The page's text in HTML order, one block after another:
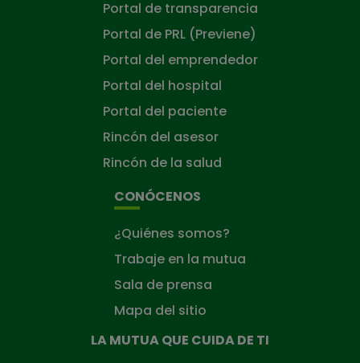
Portal de transparencia
Portal de PRL (Previene)
Portal del emprendedor
Portal del hospital
Portal del paciente
Rincón del asesor
Rincón de la salud
CONÓCENOS
¿Quiénes somos?
Trabaje en la mutua
Sala de prensa
Mapa del sitio
LA MUTUA QUE CUIDA DE TI